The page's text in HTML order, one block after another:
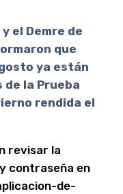
el Demre de
que
ya están
la Prueba
rendida el
revisar la
contraseña en
de-